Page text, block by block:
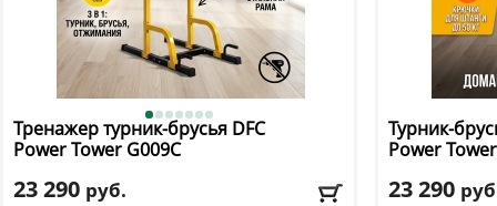
Тренажер турник-брусья DFC
Power Tower G009C
23 290 руб.
Турник-
Power
23 290